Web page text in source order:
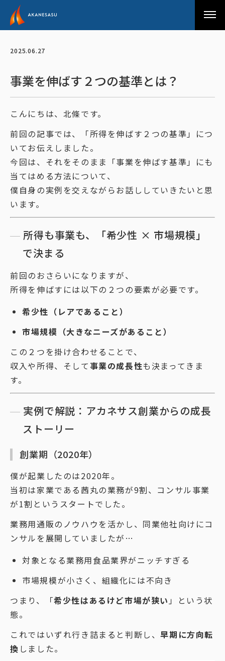
アカネサス
2025.06.27
事業を伸ばす２つの基準とは？
こんにちは、北條です。
前回の記事では、「所得を伸ばす２つの基準」につ
いてお伝えしました。
今回は、それをそのまま「事業を伸ばす基準」にも
当てはめる方法について、
僕自身の実例を交えながらお話ししていきたいと思
います。
所得も事業も、「希少性 × 市場規模」
で決まる
前回のおさらいになりますが、
所得を伸ばすには以下の２つの要素が必要です。
希少性（レアであること）
市場規模（大きなニーズがあること）
この２つを掛け合わせることで、
収入や所得、そして事業の成長性も決まってきま
す。
実例で解説：アカネサス創業からの成長
ストーリー
創業期（2020年）
僕が起業したのは2020年。
当初は家業である茜丸の業務が9割、コンサル事業
が1割というスタートでした。
業務用通販のノウハウを活かし、同業他社向けにコ
ンサルを展開していましたが…
対象となる業務用食品業界がニッチすぎる
市場規模が小さく、組織化には不向き
つまり、「希少性はあるけど市場が狭い 」という状
態。
これではいずれ行き詰まると判断し、早期に方向転
換 しました。